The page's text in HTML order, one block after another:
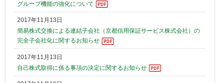
グループ機能の強化について
2017年11月13日
簡易株式交換による連結子会社（京都信用保証サービス株式会社）の
完全子会社化に関するお知らせ
2017年11月13日
自己株式取得に係る事項の決定に関するお知らせ